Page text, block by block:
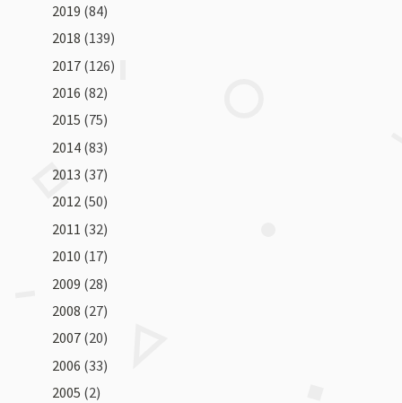
2019 (84)
2018 (139)
2017 (126)
2016 (82)
2015 (75)
2014 (83)
2013 (37)
2012 (50)
2011 (32)
2010 (17)
2009 (28)
2008 (27)
2007 (20)
2006 (33)
2005 (2)